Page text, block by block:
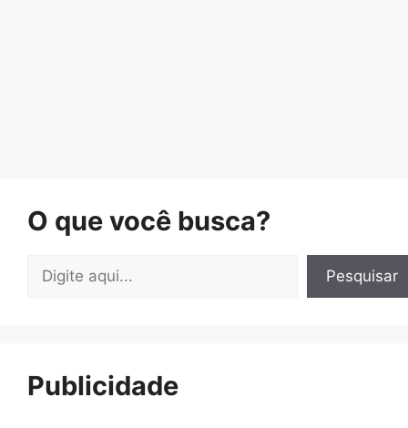
O que você busca?
Pesquisar Pesquisar
Publicidade